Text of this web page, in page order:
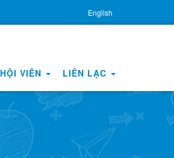
English
HỘI VIÊN LIÊN LẠC